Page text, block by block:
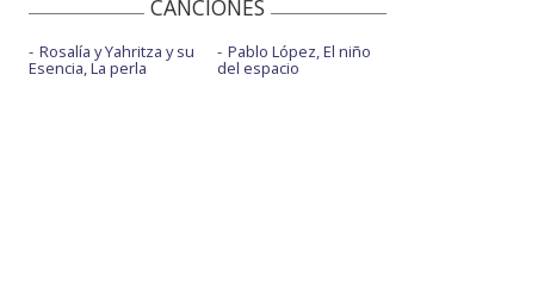
CANCIONES
Rosalía y Yahritza y su
Esencia, La perla
Pablo López, El niño
del espacio